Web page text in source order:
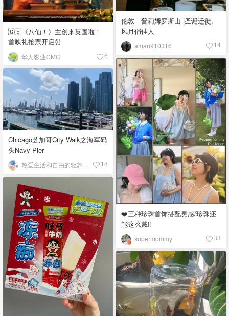
🇬🇧《八仙！》主创来英国啦！
首映礼抢票开启⏰
华人影业CMC 6
伦敦｜普莉姆罗斯山 |圣诞迁徙,
风月俏佳人
aman910316 14
❤️三种珍珠首饰搭配灵感/珍珠还
能这么戴‼️
supermommy 33
Chicago芝加哥City Walk之海军码
头Navy Pier
18